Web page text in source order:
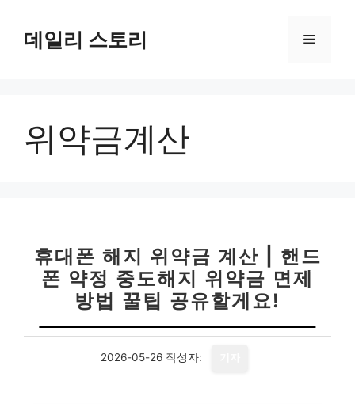
데일리 스토리 메
위약금계산
휴대폰 해지 위약금 계산 | 핸드
폰 약정 중도해지 위약금 면제
방법 꿀팁 공유할게요!
2026-05-26 작성자: